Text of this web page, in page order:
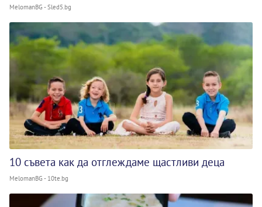
MelomanBG - Sled5.bg
10 съвета как да отглеждаме щастливи деца
MelomanBG - 10te.bg